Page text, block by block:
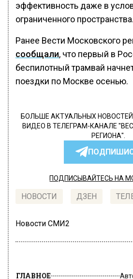
эффективность даже в
ограниченного пространства.
Ранее Вести Московского
сообщали, что первый в
беспилотный трамвай
поездки по Москве осенью.
БОЛЬШЕ АКТУАЛЬНЫХ
ВИДЕО В ТЕЛЕГРАМ-КАНАЛЕ
РЕГИОНА".
ПОДПИСЫВАЙТЕСЬ НА
НОВОСТИ ДЗЕН
Новости СМИ2
ГЛАВНОЕ